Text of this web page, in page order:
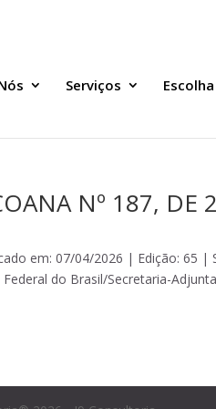
Serviços
Nº 187, DE
em: 07/04/2026 | Edição: 65 |
do Brasil/Secretaria-